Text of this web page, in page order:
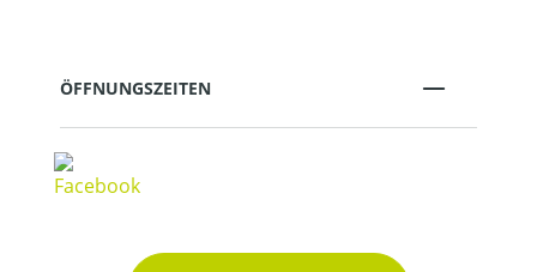
ÖFFNUNGSZEITEN